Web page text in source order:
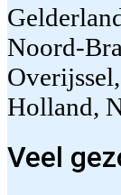
Noord-
Holland,
Veel